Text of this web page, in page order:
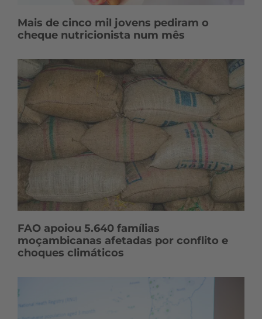
Mais de cinco mil jovens pediram o
cheque nutricionista num mês
FAO apoiou 5.640 famílias
moçambicanas afetadas por conflito e
choques climáticos